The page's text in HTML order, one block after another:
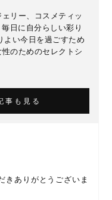
リー、コスメティッ
日に自分らしい彩り
よい今日を過ごすため
のためのセレクトシ
事も見る
きありがとうございま